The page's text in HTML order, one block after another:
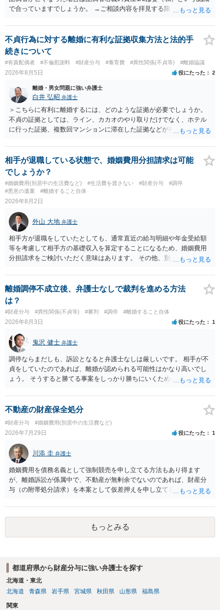
で合っていますでしょうか。 →ご相談内容を拝見する限りでは、その
完全に所有する場合は、他の相続人に対して自宅の評価額の１/２の代
償金の支払いが必要になります。
不貞行為に対する離婚に有利な証拠収集方法と法的手
続きについて
#有責配偶者 #不倫慰謝料 #財産分与 #養育費 #異性関係(不貞等) #離婚協議
2026年8月5日 役にたった 2
離婚・男女問題に強い弁護士
白井 弘昭 弁護士
＞こちらに有利に離婚するには、どのような証拠が必要でしょうか。
不貞の証拠としては、ライン、カカオのやり取りだけでなく、ホテル
に行った証拠、複数回マンションに滞在した証拠などが有効です。 不
婚する、慰謝料をとるなど）ことができると思われます。 ただし、不
貞発覚後、長期間同居を続けると、不貞を許したとの評価につながる
場合がありますので、ご注意ください。 以上、ご参考まで。
相手が退職している状態で、婚姻費用分担請求は可能
でしょうか？
#婚姻費用(別居中の生活費など) #生活費を渡さない #財産分与
#調停
#悪意の遺棄
#離婚すること自体
2026年8月2日
外山 大地 弁護士
相手方が退職をしていたとしても、通常直近の給与明細や年金受給額
等を考慮して相手方の基礎収入を算定することになるため、婚姻費用
分担請求をご検討いただく意味はあります。 その他、別居の経緯、質
て、ご検討いただくのが良いかと思います。
離婚調停不成立後、弁護士なしで裁判を進める方法
は？
#財産分与 #異性関係(不貞等) #審判 #調停 #離婚すること自体
2026年8月3日 役にたった 1
鬼沢 健士 弁護士
調停ならまだしも、訴訟となると弁護士なしは厳しいです。 相手が不
貞をしていたのであれば、離婚が認められる可能性はかなり高いでし
ょう。 そうすると勝てる事案をしっかり勝ちにいくためにも弁護士委
不動産の財産保全処分
#財産分与 #婚姻費用(別居中の生活費など)
2026年7月29日 役にたった 1
川添 圭 弁護士
婚姻費用を債務名義として強制競売を申し立てる方法もあり得ます
が、離婚訴訟が係属中で、不動産が無剰余でないのであれば、財産分
与（の附帯処分請求）を本案として仮差押えを申し立てる（法的には
えられます。弁護士へ依頼しているのであれば、担当弁護士とよく相
談してください。
もっとみる
都道府県から財産分与に強い弁護士を探す
北海道・東北
北海道
青森県 岩手県 宮城県 秋田県 山形県 福島県
関東